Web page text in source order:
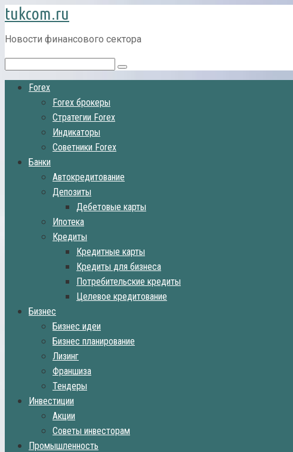
Перейти
к
контенту
tukcom.ru
Новости финансового сектора
Поиск:
Forex
Forex брокеры
Стратегии Forex
Индикаторы
Советники Forex
Банки
Автокредитование
Депозиты
Дебетовые карты
Ипотека
Кредиты
Кредитные карты
Кредиты для бизнеса
Потребительские кредиты
Целевое кредитование
Бизнес
Бизнес идеи
Бизнес планирование
Лизинг
Франшиза
Тендеры
Инвестиции
Акции
Советы инвесторам
Промышленность